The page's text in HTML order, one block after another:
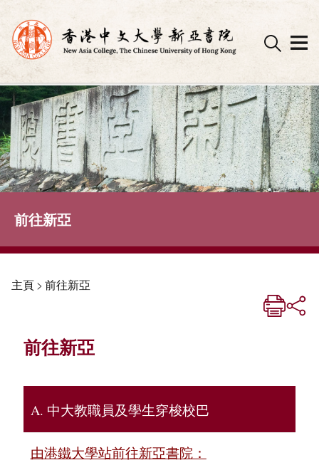
Skip
to
content
前往新亞
主頁> 前往新亞
前往新亞
A. 中大教職員及學生穿梭校巴
由港鐵大學站前往新亞書院：